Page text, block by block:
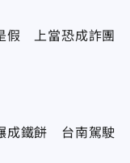
假 上當恐成詐團
成鐵餅 台南駕駛